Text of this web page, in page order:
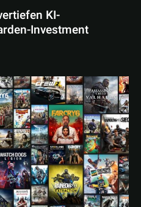
KI-
Investment